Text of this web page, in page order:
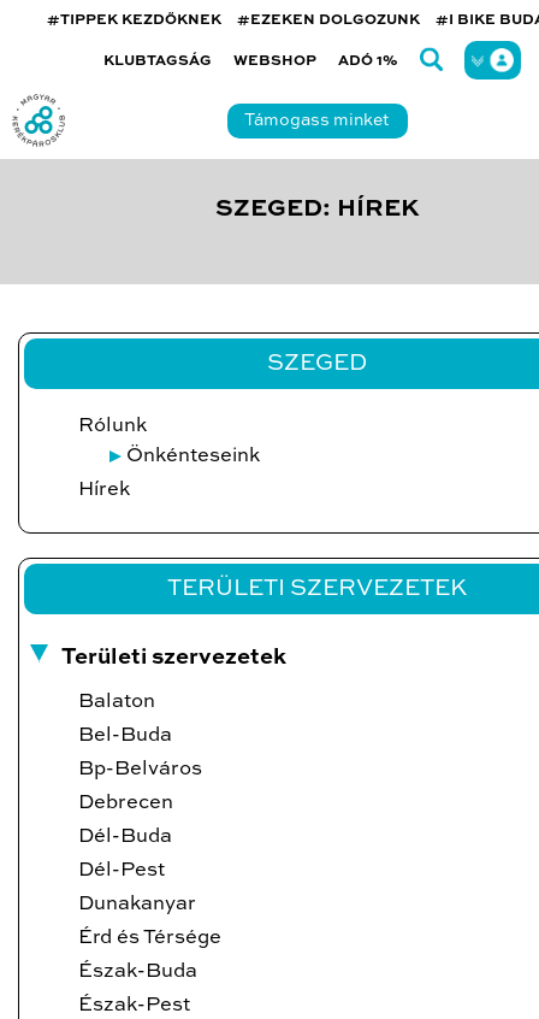
#TIPPEK KEZDŐKNEK #EZEKEN DOLGOZUNK #I BIKE
KLUBTAGSÁG WEBSHOP ADÓ 1%
Támogass minket
SZEGED: HÍREK
SZEGED
Rólunk
Önkénteseink
Hírek
TERÜLETI SZERVEZETEK
Területi szervezetek
Balaton
Bel-Buda
Bp-Belváros
Debrecen
Dél-Buda
Dél-Pest
Dunakanyar
Érd és Térsége
Észak-Buda
Észak-Pest